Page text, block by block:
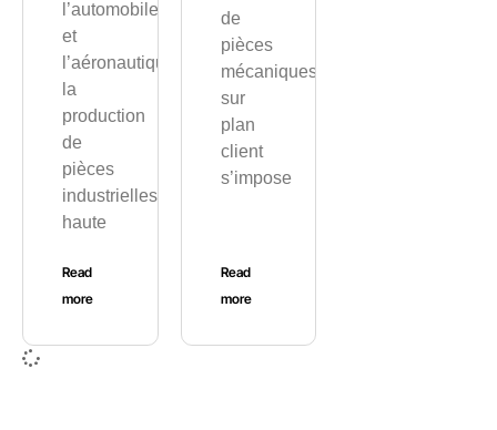
l’automobile
et
l’aéronautique,
la
production
de
pièces
industrielles
haute
Read
more
de
pièces
mécaniques
sur
plan
client
s’impose
Read
more